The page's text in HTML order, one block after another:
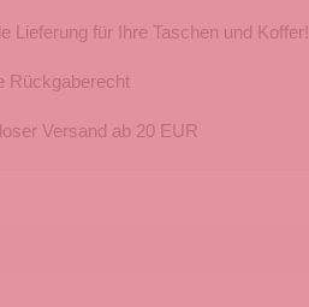
Lieferung für Ihre Taschen und Koffer!
Rückgaberecht
Versand ab 20 EUR